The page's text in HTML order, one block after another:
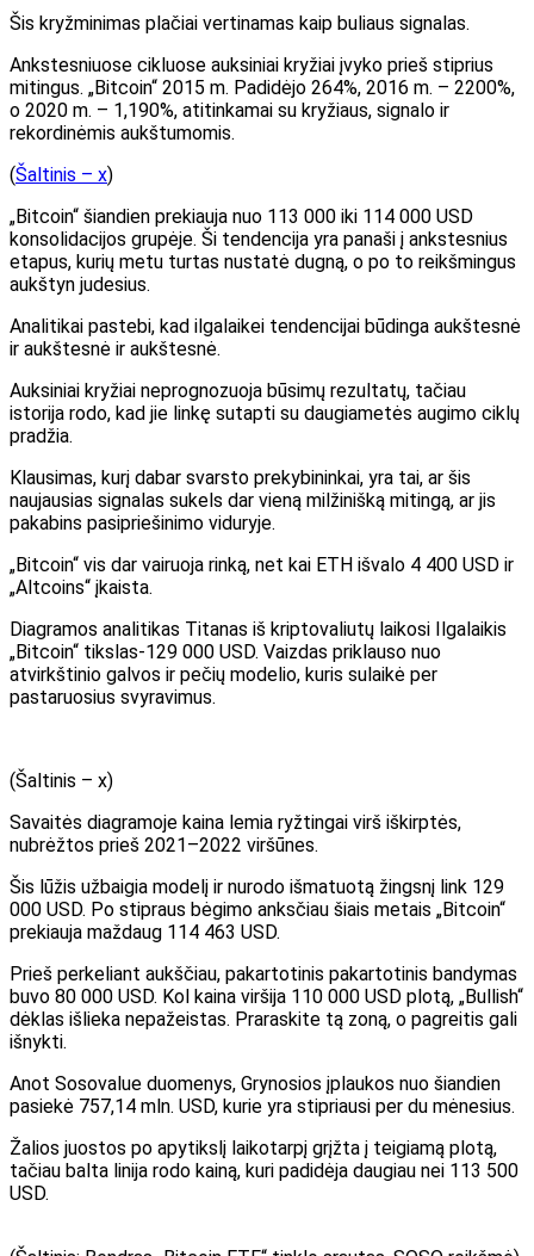
Šis kryžminimas plačiai vertinamas kaip buliaus signalas.
Ankstesniuose cikluose auksiniai kryžiai įvyko prieš stiprius
mitingus. „Bitcoin“ 2015 m. Padidėjo 264%, 2016 m. – 2200%,
o 2020 m. – 1,190%, atitinkamai su kryžiaus, signalo ir
rekordinėmis aukštumomis.
(Šaltinis – x)
„Bitcoin“ šiandien prekiauja nuo 113 000 iki 114 000 USD
konsolidacijos grupėje. Ši tendencija yra panaši į ankstesnius
etapus, kurių metu turtas nustatė dugną, o po to reikšmingus
aukštyn judesius.
Analitikai pastebi, kad ilgalaikei tendencijai būdinga aukštesnė
ir aukštesnė ir aukštesnė.
Auksiniai kryžiai neprognozuoja būsimų rezultatų, tačiau
istorija rodo, kad jie linkę sutapti su daugiametės augimo ciklų
pradžia.
Klausimas, kurį dabar svarsto prekybininkai, yra tai, ar šis
naujausias signalas sukels dar vieną milžinišką mitingą, ar jis
pakabins pasipriešinimo viduryje.
„Bitcoin“ vis dar vairuoja rinką, net kai ETH išvalo 4 400 USD ir
„Altcoins“ įkaista.
Diagramos analitikas Titanas iš kriptovaliutų laikosi Ilgalaikis
„Bitcoin“ tikslas-129 000 USD. Vaizdas priklauso nuo
atvirkštinio galvos ir pečių modelio, kuris sulaikė per
pastaruosius svyravimus.
(Šaltinis – x)
Savaitės diagramoje kaina lemia ryžtingai virš iškirptės,
nubrėžtos prieš 2021–2022 viršūnes.
Šis lūžis užbaigia modelį ir nurodo išmatuotą žingsnį link 129
000 USD. Po stipraus bėgimo anksčiau šiais metais „Bitcoin“
prekiauja maždaug 114 463 USD.
Prieš perkeliant aukščiau, pakartotinis pakartotinis bandymas
buvo 80 000 USD. Kol kaina viršija 110 000 USD plotą, „Bullish“
dėklas išlieka nepažeistas. Praraskite tą zoną, o pagreitis gali
išnykti.
Anot Sosovalue duomenys, Grynosios įplaukos nuo šiandien
pasiekė 757,14 mln. USD, kurie yra stipriausi per du mėnesius.
Žalios juostos po apytikslį laikotarpį grįžta į teigiamą plotą,
tačiau balta linija rodo kainą, kuri padidėja daugiau nei 113 500
USD.